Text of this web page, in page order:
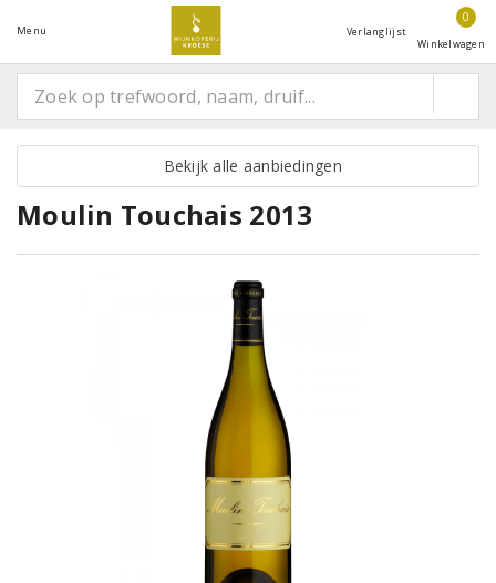
Menu Verlanglijst
0
Winkelwagen
Bekijk alle aanbiedingen
Moulin Touchais 2013